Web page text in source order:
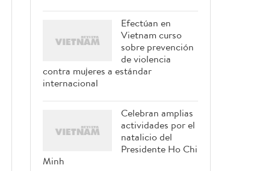
Efectúan en
Vietnam curso
sobre prevención
de violencia
contra mujeres a estándar
internacional
Celebran amplias
actividades por el
natalicio del
Presidente Ho Chi
Minh